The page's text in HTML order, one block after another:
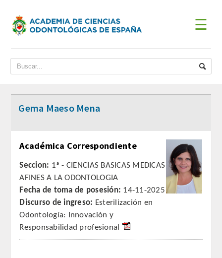
ACADEMIA
BIENVENIDA DEL PRESIDENTE
Historia
Presidentes
JUNTA DE GOBIERNO
ESTATUTOS
☰
Gema Maeso Mena
Académica Correspondiente
Seccion: 1ª - CIENCIAS BASICAS MEDICAS
AFINES A LA ODONTOLOGIA
Fecha de toma de posesión: 14-11-2025
Discurso de ingreso: Esterilización en
Odontología: Innovación y
Responsabilidad profesional